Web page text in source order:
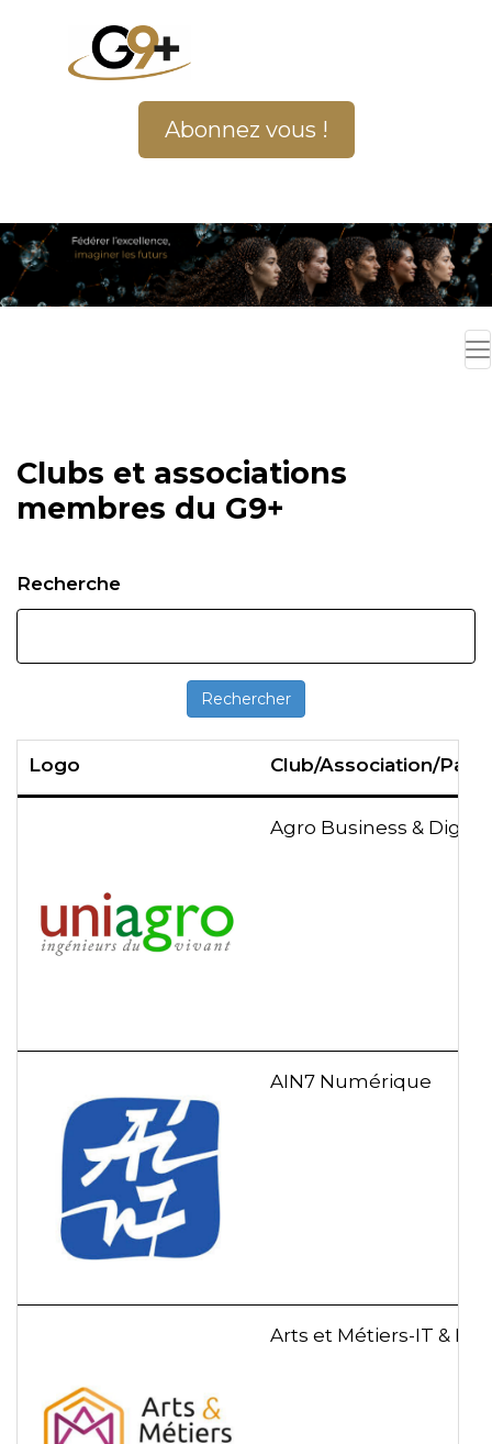
Abonnez vous !
Clubs et associations
membres du G9+
Recherche
Logo Club/Association/
Agro Business & Digital
AIN7 Numérique
Arts et Métiers-IT &